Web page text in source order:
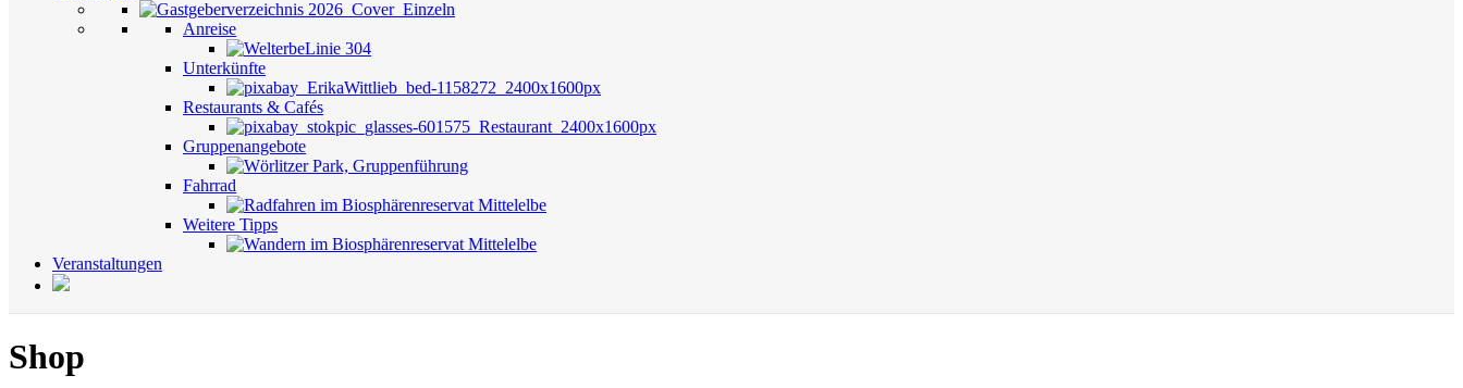
Anreise
Unterkünfte
Restaurants & Cafés
Gruppenangebote
Fahrrad
Weitere Tipps
Veranstaltungen
Shop